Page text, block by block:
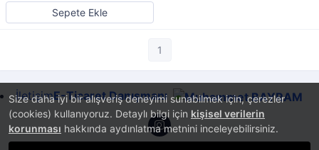
Size daha iyi bir alışveriş deneyimi sunabilmek için, çerezler
(cookies) kullanıyoruz. Detaylı bilgi için kişisel verilerin
korunması hakkında aydınlatma metnini inceleyebilirsiniz.
Sepete Ekle
1
İletişimE-Ticaret Danışmanı